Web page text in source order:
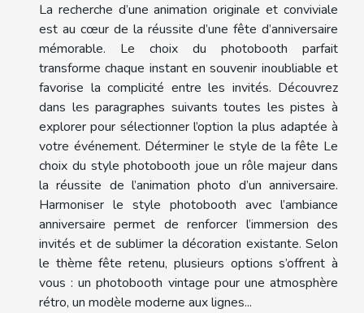
La recherche d’une animation originale et conviviale
est au cœur de la réussite d’une fête d’anniversaire
mémorable. Le choix du photobooth parfait
transforme chaque instant en souvenir inoubliable et
favorise la complicité entre les invités. Découvrez
dans les paragraphes suivants toutes les pistes à
explorer pour sélectionner l’option la plus adaptée à
votre événement. Déterminer le style de la fête Le
choix du style photobooth joue un rôle majeur dans
la réussite de l’animation photo d’un anniversaire.
Harmoniser le style photobooth avec l’ambiance
anniversaire permet de renforcer l’immersion des
invités et de sublimer la décoration existante. Selon
le thème fête retenu, plusieurs options s’offrent à
vous : un photobooth vintage pour une atmosphère
rétro, un modèle moderne aux lignes...